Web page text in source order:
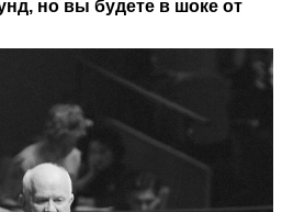
но вы будете в шоке от